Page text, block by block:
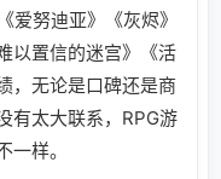
爱努迪亚》《灰烬》
以置信的迷宫》《活
，无论是口碑还是商
有太大联系，RPG游
样。